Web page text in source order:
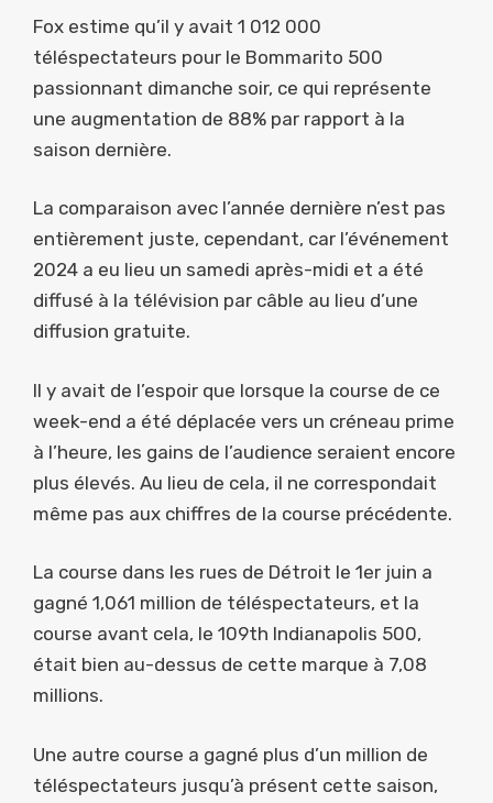
Fox estime qu’il y avait 1 012 000
téléspectateurs pour le Bommarito 500
passionnant dimanche soir, ce qui représente
une augmentation de 88% par rapport à la
saison dernière.
La comparaison avec l’année dernière n’est pas
entièrement juste, cependant, car l’événement
2024 a eu lieu un samedi après-midi et a été
diffusé à la télévision par câble au lieu d’une
diffusion gratuite.
Il y avait de l’espoir que lorsque la course de ce
week-end a été déplacée vers un créneau prime
à l’heure, les gains de l’audience seraient encore
plus élevés. Au lieu de cela, il ne correspondait
même pas aux chiffres de la course précédente.
La course dans les rues de Détroit le 1er juin a
gagné 1,061 million de téléspectateurs, et la
course avant cela, le 109th Indianapolis 500,
était bien au-dessus de cette marque à 7,08
millions.
Une autre course a gagné plus d’un million de
téléspectateurs jusqu’à présent cette saison,